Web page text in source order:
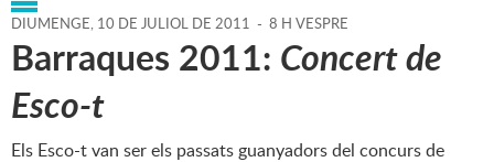
DIUMENGE, 10 DE JULIOL DE 2011 - 8 H VESPRE
Barraques 2011: Concert de
Esco-t
Els Esco-t van ser els passats guanyadors del concurs de